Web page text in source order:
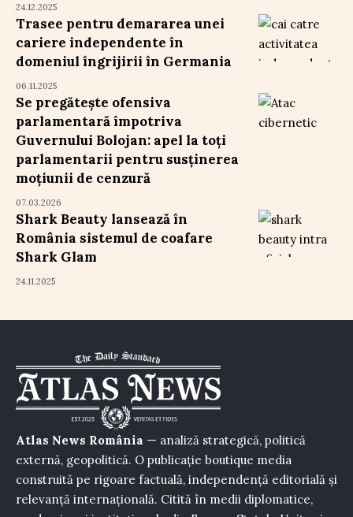
24.12.2025
Trasee pentru demararea unei
cariere independente în
domeniul îngrijirii în Germania
06.11.2025
Se pregătește ofensiva
parlamentară împotriva
Guvernului Bolojan: apel la toți
parlamentarii pentru susținerea
moțiunii de cenzură
07.03.2026
Shark Beauty lansează în
România sistemul de coafare
Shark Glam
24.11.2025
Atlas News România — analiză strategică, politică
externă, geopolitică. O publicație boutique media
construită pe rigoare factuală, independență editorială și
relevanță internațională. Citită în medii diplomatice,